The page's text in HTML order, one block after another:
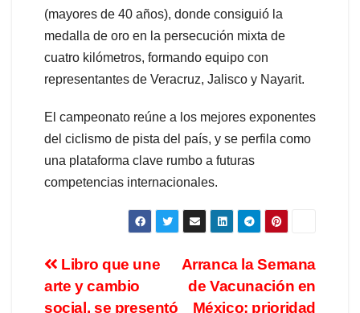
(mayores de 40 años), donde consiguió la
medalla de oro en la persecución mixta de
cuatro kilómetros, formando equipo con
representantes de Veracruz, Jalisco y Nayarit.
El campeonato reúne a los mejores exponentes
del ciclismo de pista del país, y se perfila como
una plataforma clave rumbo a futuras
competencias internacionales.
Arranca la Semana
de Vacunación en
México: prioridad
Libro que une
arte y cambio
social, se presentó